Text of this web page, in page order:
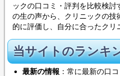
ックの口コミ・評判を比較検
の生の声から、クリニックの技
的に評価し、自分に合ったクリ
当サイトのランキ
最新の情報 ：常に最新の口